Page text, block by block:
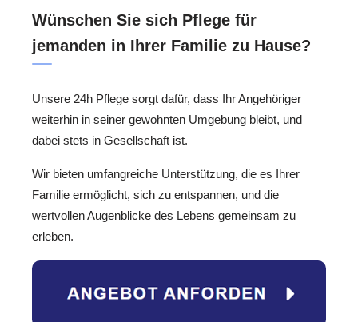
Wünschen Sie sich Pflege für
jemanden in Ihrer Familie zu Hause?
Unsere 24h Pflege sorgt dafür, dass Ihr Angehöriger
weiterhin in seiner gewohnten Umgebung bleibt, und
dabei stets in Gesellschaft ist.
Wir bieten umfangreiche Unterstützung, die es Ihrer
Familie ermöglicht, sich zu entspannen, und die
wertvollen Augenblicke des Lebens gemeinsam zu
erleben.